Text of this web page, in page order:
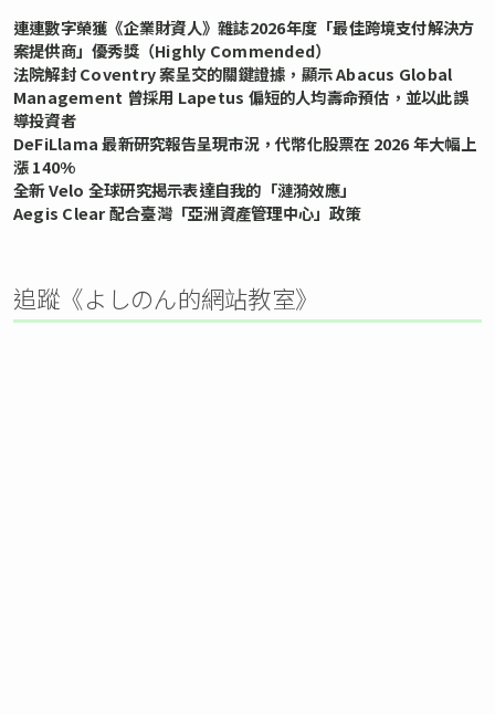
連連數字榮獲《企業財資人》雜誌2026年度「最佳跨境支付解決方
案提供商」優秀獎（Highly Commended）
法院解封 Coventry 案呈交的關鍵證據，顯示 Abacus Global
Management 曾採用 Lapetus 偏短的人均壽命預估，並以此誤
導投資者
DeFiLlama 最新研究報告呈現市況，代幣化股票在 2026 年大幅上
漲 140%
全新 Velo 全球研究揭示表達自我的「漣漪效應」
Aegis Clear 配合臺灣「亞洲資產管理中心」政策
追蹤《よしのん的網站教室》